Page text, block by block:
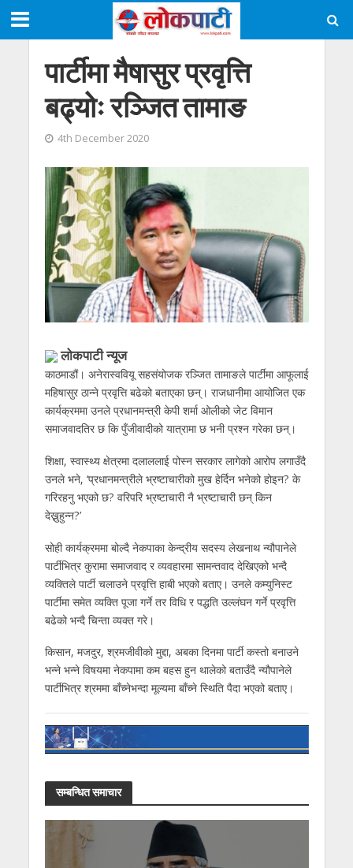
पार्टीमा मैषासुर प्रवृत्ति
बढ्योः रञ्जित तामाङ
4th December 2020
लोकपाटी न्यूज
काठमाडौं। अनेरास्ववियू सहसंयोजक रञ्जित तामाङले पार्टीमा आफूलाई
महिषासुर ठान्ने प्रवृत्ति बढेको बताएका छन्। राजधानीमा आयोजित एक
कार्यक्रममा उनले प्रधानमन्त्री केपी शर्मा ओलीको जेट विमान
समाजवादतिर छ कि पुँजीवादीको यात्रामा छ भनी प्रश्न गरेका छन्।
शिक्षा‚ स्वास्थ्य क्षेत्रमा दलाललाई पोस्न सरकार लागेको आरोप लगाउँदै
उनले भने‚ ‘प्रधानमन्त्रीले भ्रष्टाचारीको मुख हेर्दिन भनेको होइन? के
गरिरहनु भएको छ? वरिपरि भ्रष्टाचारी नै भ्रष्टाचारी छन् किन
देख्नुहुन्न?’
सोही कार्यक्रममा बोल्दै नेकपाका केन्द्रीय सदस्य लेखनाथ न्यौपानेले
पार्टीभित्र कुरामा समाजवाद र व्यवहारमा सामन्तवाद देखिएको भन्दै
व्यक्तिले पार्टी चलाउने प्रवृत्ति हाबी भएको बताए। उनले कम्युनिस्ट
पार्टीमा समेत व्यक्ति पूजा गर्ने तर विधि र पद्धति उल्लंघनगर्ने प्रवृत्ति
बढेको भन्दै चिन्ता व्यक्त गरे।
किसान‚ मजदुर‚ श्रमजीवीको मुद्दा‚ अबका दिनमा पार्टी कस्तो बनाउने
भन्ने भन्ने विषयमा नेकपामा कम बहस हुन थालेको बताउँदै न्यौपानेले
पार्टीभित्र श्रममा बाँच्नेभन्दा मूल्यमा बाँच्ने स्थिति पैदा भएको बताए।
सम्बन्धित समाचार